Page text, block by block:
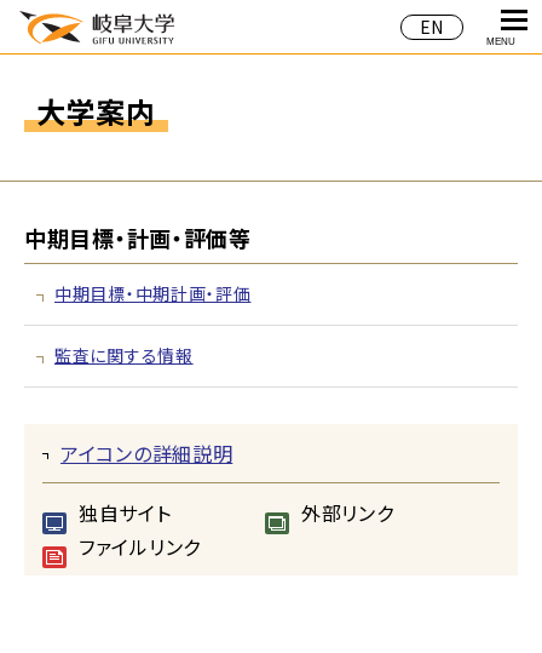
EN
MENU
大学案内
中期目標・計画・評価等
中期目標・中期計画・評価
監査に関する情報
アイコンの詳細説明
独自サイト
外部リンク
ファイルリンク